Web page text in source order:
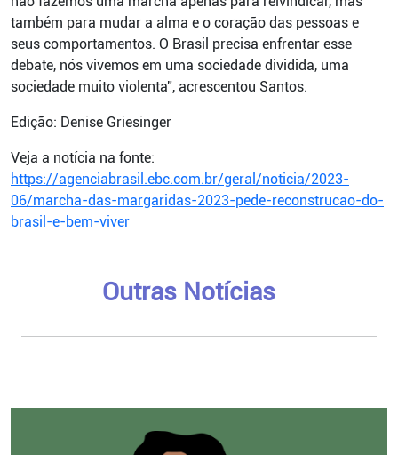
também para mudar a alma e o coração das pessoas e
seus comportamentos. O Brasil precisa enfrentar esse
debate, nós vivemos em uma sociedade dividida, uma
sociedade muito violenta”, acrescentou Santos.
Edição: Denise Griesinger
Veja a notícia na fonte:
https://agenciabrasil.ebc.com.br/geral/noticia/2023-
06/marcha-das-margaridas-2023-pede-reconstrucao-do-
brasil-e-bem-viver
Outras Notícias